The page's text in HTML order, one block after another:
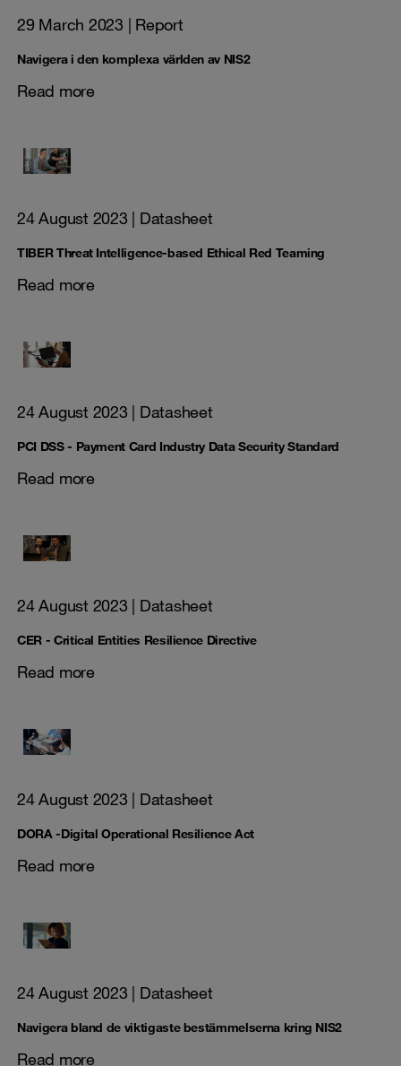
29 March 2023 | Report
Navigera i den komplexa världen av NIS2
Read more
24 August 2023 | Datasheet
TIBER Threat Intelligence-based Ethical Red Teaming
Read more
24 August 2023 | Datasheet
PCI DSS - Payment Card Industry Data Security Standard
Read more
24 August 2023 | Datasheet
CER - Critical Entities Resilience Directive
Read more
24 August 2023 | Datasheet
DORA -Digital Operational Resilience Act
Read more
24 August 2023 | Datasheet
Navigera bland de viktigaste bestämmelserna kring NIS2
Read more